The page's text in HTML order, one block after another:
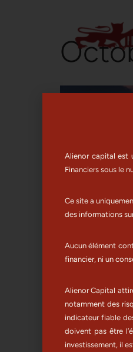
parMaximeAlienor
Alienor Capital
Alienor capital est
Financiers sous le
Ce site a
des informations
Aucun élément
financier, ni un
Alienor Capital
notamment des
indicateur fiable
doivent pas être
investissement, il